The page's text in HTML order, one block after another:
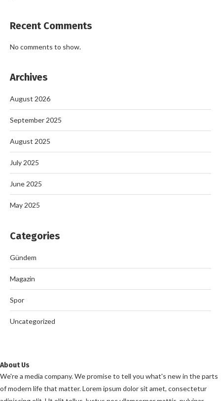
Recent Comments
No comments to show.
Archives
August 2026
September 2025
August 2025
July 2025
June 2025
May 2025
Categories
Gündem
Magazin
Spor
Uncategorized
About Us
We're a media company. We promise to tell you what's new in the parts
of modern life that matter. Lorem ipsum dolor sit amet, consectetur